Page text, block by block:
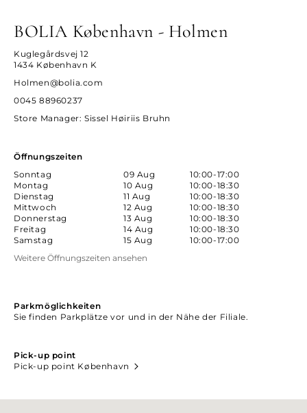
BOLIA København - Holmen
Kuglegårdsvej 12
1434 København K
Holmen@bolia.com
0045 88960237
Store Manager: Sissel Høiriis Bruhn
Öffnungszeiten
Sonntag
09 Aug
10:00-17:00
Montag
10 Aug
10:00-18:30
Dienstag
11 Aug
10:00-18:30
Mittwoch
12 Aug
10:00-18:30
Donnerstag
13 Aug
10:00-18:30
Freitag
14 Aug
10:00-18:30
Samstag
15 Aug
10:00-17:00
Weitere Öffnungszeiten ansehen
Parkmöglichkeiten
Sie finden Parkplätze vor und in der Nähe der Filiale.
Pick-up point
Pick-up point København